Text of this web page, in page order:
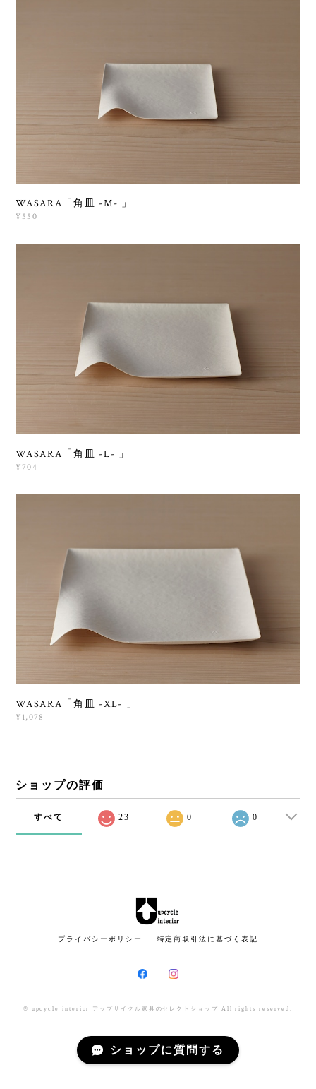
WASARA「角皿 -M- 」
¥550
WASARA「角皿 -L- 」
¥704
WASARA「角皿 -XL- 」
¥1,078
ショップの評価
すべて 23 0 0
プライバシーポリシー 特定商取引法に基づく表記
© upcycle interior アップサイクル家具のセレクトショップ All rights reserved.
ショップに質問する